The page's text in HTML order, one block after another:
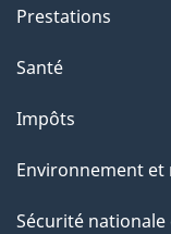
e
p
g
e
Prestations
Santé
Impôts
Environnement
Sécurité